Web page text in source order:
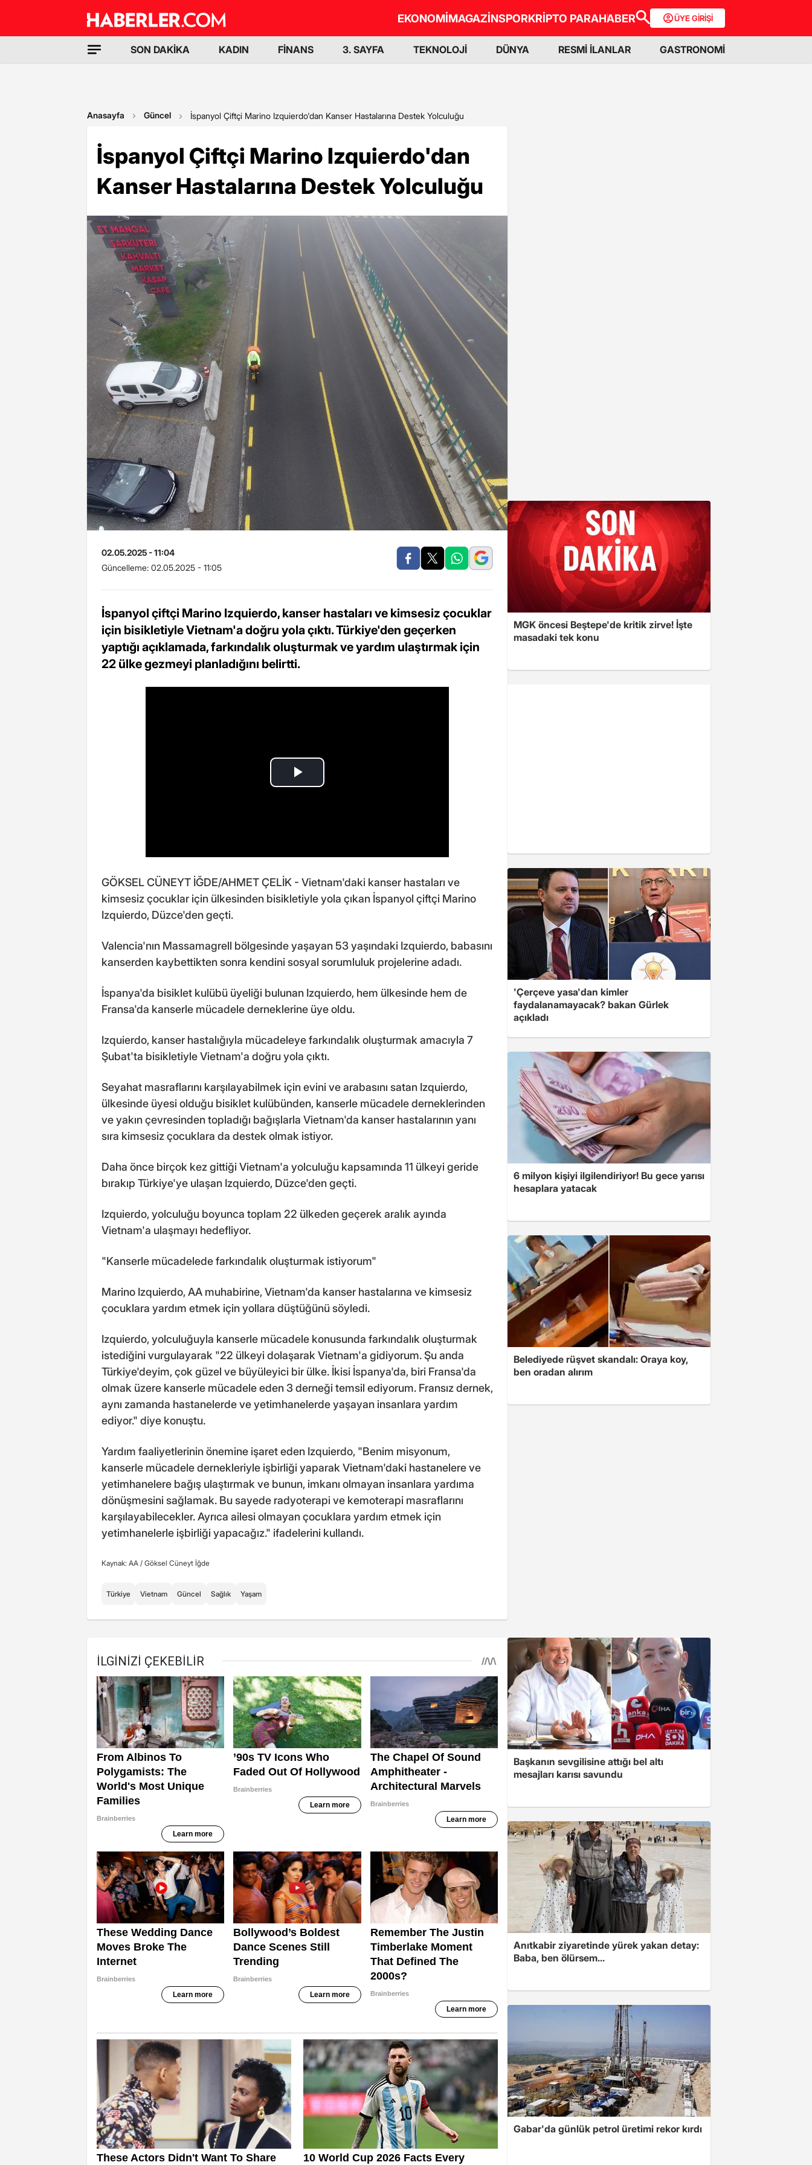
EKONOMİMAGAZİNSPORKRİPTO PARAHABER ÜYE GİRİŞİ
SON DAKİKA KADIN FİNANS 3. SAYFA TEKNOLOJİ DÜNYA RESMİ İLANLAR GASTRONOMİ
Anasayfa Güncel İspanyol Çiftçi Marino Izquierdo'dan Kanser Hastalarına Destek Yolculuğu
İspanyol Çiftçi Marino Izquierdo'dan
Kanser Hastalarına Destek Yolculuğu
02.05.2025 - 11:04
Güncelleme: 02.05.2025 - 11:05
İspanyol çiftçi Marino Izquierdo, kanser hastaları ve kimsesiz çocuklar
için bisikletiyle Vietnam'a doğru yola çıktı. Türkiye'den geçerken
yaptığı açıklamada, farkındalık oluşturmak ve yardım ulaştırmak için
22 ülke gezmeyi planladığını belirtti.
GÖKSEL CÜNEYT İĞDE/AHMET ÇELİK - Vietnam'daki kanser hastaları ve
kimsesiz çocuklar için ülkesinden bisikletiyle yola çıkan İspanyol çiftçi Marino
Izquierdo, Düzce'den geçti.
Valencia'nın Massamagrell bölgesinde yaşayan 53 yaşındaki Izquierdo, babasını
kanserden kaybettikten sonra kendini sosyal sorumluluk projelerine adadı.
İspanya'da bisiklet kulübü üyeliği bulunan Izquierdo, hem ülkesinde hem de
Fransa'da kanserle mücadele derneklerine üye oldu.
Izquierdo, kanser hastalığıyla mücadeleye farkındalık oluşturmak amacıyla 7
Şubat'ta bisikletiyle Vietnam'a doğru yola çıktı.
Seyahat masraflarını karşılayabilmek için evini ve arabasını satan Izquierdo,
ülkesinde üyesi olduğu bisiklet kulübünden, kanserle mücadele derneklerinden
ve yakın çevresinden topladığı bağışlarla Vietnam'da kanser hastalarının yanı
sıra kimsesiz çocuklara da destek olmak istiyor.
Daha önce birçok kez gittiği Vietnam'a yolculuğu kapsamında 11 ülkeyi geride
bırakıp Türkiye'ye ulaşan Izquierdo, Düzce'den geçti.
Izquierdo, yolculuğu boyunca toplam 22 ülkeden geçerek aralık ayında
Vietnam'a ulaşmayı hedefliyor.
"Kanserle mücadelede farkındalık oluşturmak istiyorum"
Marino Izquierdo, AA muhabirine, Vietnam'da kanser hastalarına ve kimsesiz
çocuklara yardım etmek için yollara düştüğünü söyledi.
Izquierdo, yolculuğuyla kanserle mücadele konusunda farkındalık oluşturmak
istediğini vurgulayarak "22 ülkeyi dolaşarak Vietnam'a gidiyorum. Şu anda
Türkiye'deyim, çok güzel ve büyüleyici bir ülke. İkisi İspanya'da, biri Fransa'da
olmak üzere kanserle mücadele eden 3 derneği temsil ediyorum. Fransız dernek,
aynı zamanda hastanelerde ve yetimhanelerde yaşayan insanlara yardım
ediyor." diye konuştu.
Yardım faaliyetlerinin önemine işaret eden Izquierdo, "Benim misyonum,
kanserle mücadele dernekleriyle işbirliği yaparak Vietnam'daki hastanelere ve
yetimhanelere bağış ulaştırmak ve bunun, imkanı olmayan insanlara yardıma
dönüşmesini sağlamak. Bu sayede radyoterapi ve kemoterapi masraflarını
karşılayabilecekler. Ayrıca ailesi olmayan çocuklara yardım etmek için
yetimhanelerle işbirliği yapacağız." ifadelerini kullandı.
Kaynak: AA / Göksel Cüneyt İğde
Türkiye Vietnam Güncel Sağlık Yaşam
MGK öncesi Beştepe'de kritik zirve! İşte
masadaki tek konu
'Çerçeve yasa'dan kimler
faydalanamayacak? bakan Gürlek
açıkladı
6 milyon kişiyi ilgilendiriyor! Bu gece yarısı
hesaplara yatacak
Belediyede rüşvet skandalı: Oraya koy,
ben oradan alırım
Başkanın sevgilisine attığı bel altı
mesajları karısı savundu
Anıtkabir ziyaretinde yürek yakan detay:
Baba, ben ölürsem...
Gabar'da günlük petrol üretimi rekor kırdı